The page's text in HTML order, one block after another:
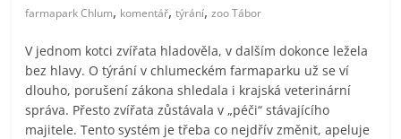
farmapark Chlum, komentář,týrání,zoo Tábor
V jednom kotci zvířata hladověla, v dalším dokonce ležela
bez hlavy. O týrání v chlumeckém farmaparku už se ví
dlouho, porušení zákona shledala i krajská veterinární
správa. Přesto zvířata zůstávala v „péči“ stávajícího
majitele. Tento systém je třeba co nejdřív změnit, apeluje